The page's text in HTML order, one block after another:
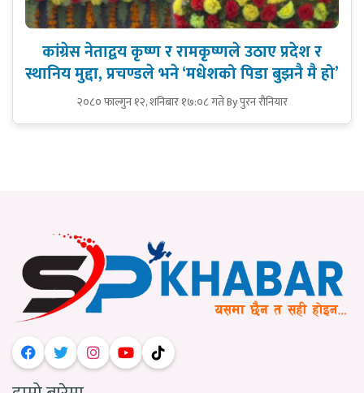
कांग्रेस नेताद्वय कृष्ण र रामकृष्णले उठाए प्रदेश र
स्थानिय मुद्दा, प्रचण्डले भने ‘मधेशको पिडा बुझनै मै हो’
२०८० फाल्गुन १२, शनिबार १७:०८ गतेBy पुरन रौनियार